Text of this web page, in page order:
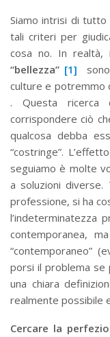
Siamo intrisi di
tali criteri per
cosa no. In realtà,
“bellezza” [1]
culture e potremmo
. Questa ricerca
corrispondere ciò
qualcosa debba
“costringe”.
seguiamo è molte
a soluzioni
professione, si ha
l’indeterminatezza
contemporanea,
“contemporaneo”
porsi il problema se
una chiara
realmente possibile
Cercare la